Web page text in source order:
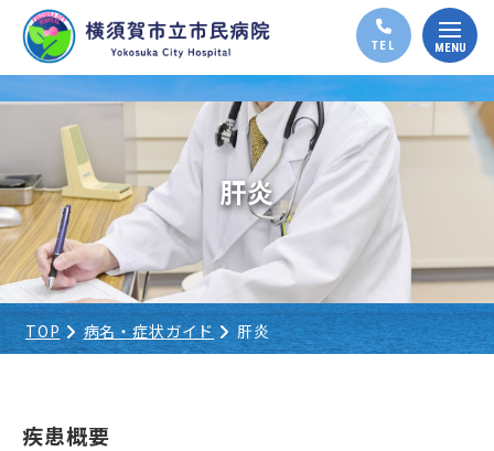
肝炎
TOP 病名・症状ガイド 肝炎
疾患概要